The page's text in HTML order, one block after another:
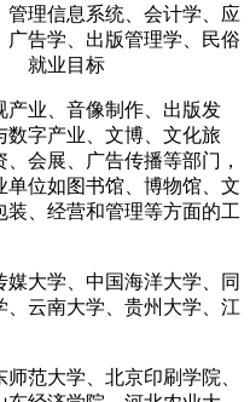
理信息系统、会计学、应
广告学、出版管理学、民俗
就业目标
业、音像制作、出版发
字产业、文博、文化旅
会展、广告传播等部门，
位如图书馆、博物馆、文
、经营和管理等方面的工
学、中国海洋大学、同
云南大学、贵州大学、江
范大学、北京印刷学院、